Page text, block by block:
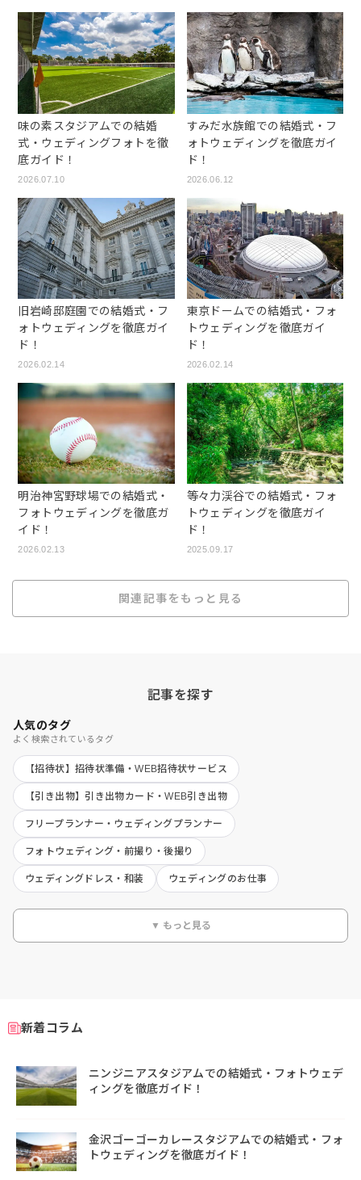
味の素スタジアムでの結婚
式・ウェディングフォトを徹
底ガイド！
2026.07.10
すみだ水族館での結婚式・フ
ォトウェディングを徹底ガイ
ド！
2026.06.12
旧岩崎邸庭園での結婚式・フ
ォトウェディングを徹底ガイ
ド！
2026.02.14
東京ドームでの結婚式・フォ
トウェディングを徹底ガイ
ド！
2026.02.14
明治神宮野球場での結婚式・
フォトウェディングを徹底ガ
イド！
2026.02.13
等々力渓谷での結婚式・フォ
トウェディングを徹底ガイ
ド！
2025.09.17
関連記事をもっと見る
記事を探す
人気のタグ
よく検索されているタグ
【招待状】招待状準備・WEB招待状サービス
【引き出物】引き出物カード・WEB引き出物
フリープランナー・ウェディングプランナー
フォトウェディング・前撮り・後撮り
ウェディングドレス・和装 ウェディングのお仕事
▼ もっと見る
新着コラム
ニンジニアスタジアムでの結婚式・フォトウェデ
ィングを徹底ガイド！
金沢ゴーゴーカレースタジアムでの結婚式・フォ
トウェディングを徹底ガイド！